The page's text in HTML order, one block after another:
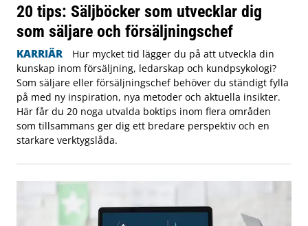
20 tips: Säljböcker som utvecklar dig
som säljare och försäljningschef
KARRIÄR
Hur mycket tid lägger du på att utveckla din
kunskap inom försäljning, ledarskap och kundpsykologi?
Som säljare eller försäljningschef behöver du ständigt fylla
på med ny inspiration, nya metoder och aktuella insikter.
Här får du 20 noga utvalda boktips inom flera områden
som tillsammans ger dig ett bredare perspektiv och en
starkare verktygslåda.